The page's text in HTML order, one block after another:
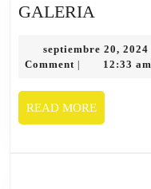
GALERIA
septiembre 20, 2024
Comment | 12:33 am
READ MORE